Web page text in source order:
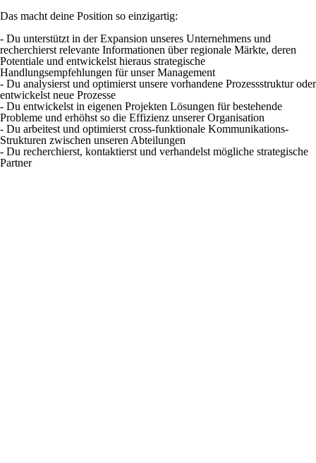
Das macht deine Position so einzigartig:
- Du unterstützt in der Expansion unseres Unternehmens und
recherchierst relevante Informationen über regionale Märkte, deren
Potentiale und entwickelst hieraus strategische
Handlungsempfehlungen für unser Management
- Du analysierst und optimierst unsere vorhandene Prozessstruktur oder
entwickelst neue Prozesse
- Du entwickelst in eigenen Projekten Lösungen für bestehende
Probleme und erhöhst so die Effizienz unserer Organisation
- Du arbeitest und optimierst cross-funktionale Kommunikations-
Strukturen zwischen unseren Abteilungen
- Du recherchierst, kontaktierst und verhandelst mögliche strategische
Partner